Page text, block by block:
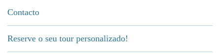
Contacto
Reserve o seu tour personalizado!